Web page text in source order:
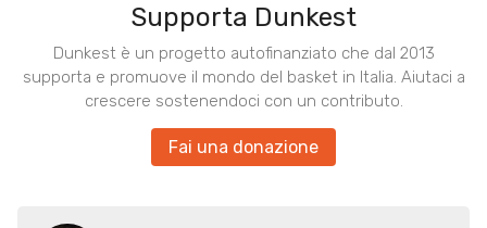
Supporta Dunkest
Dunkest è un progetto autofinanziato che dal 2013
supporta e promuove il mondo del basket in Italia. Aiutaci a
crescere sostenendoci con un contributo.
Fai una donazione